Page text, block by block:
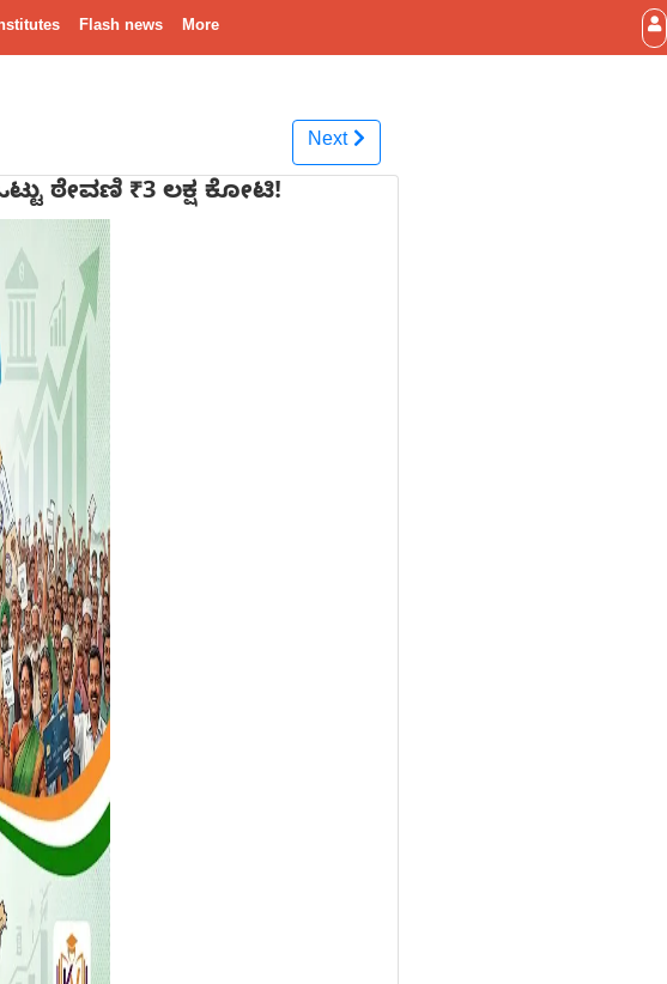
Flash news More
Next
ಠೇವಣಿ ₹3 ಲಕ್ಷ ಕೋಟಿ!